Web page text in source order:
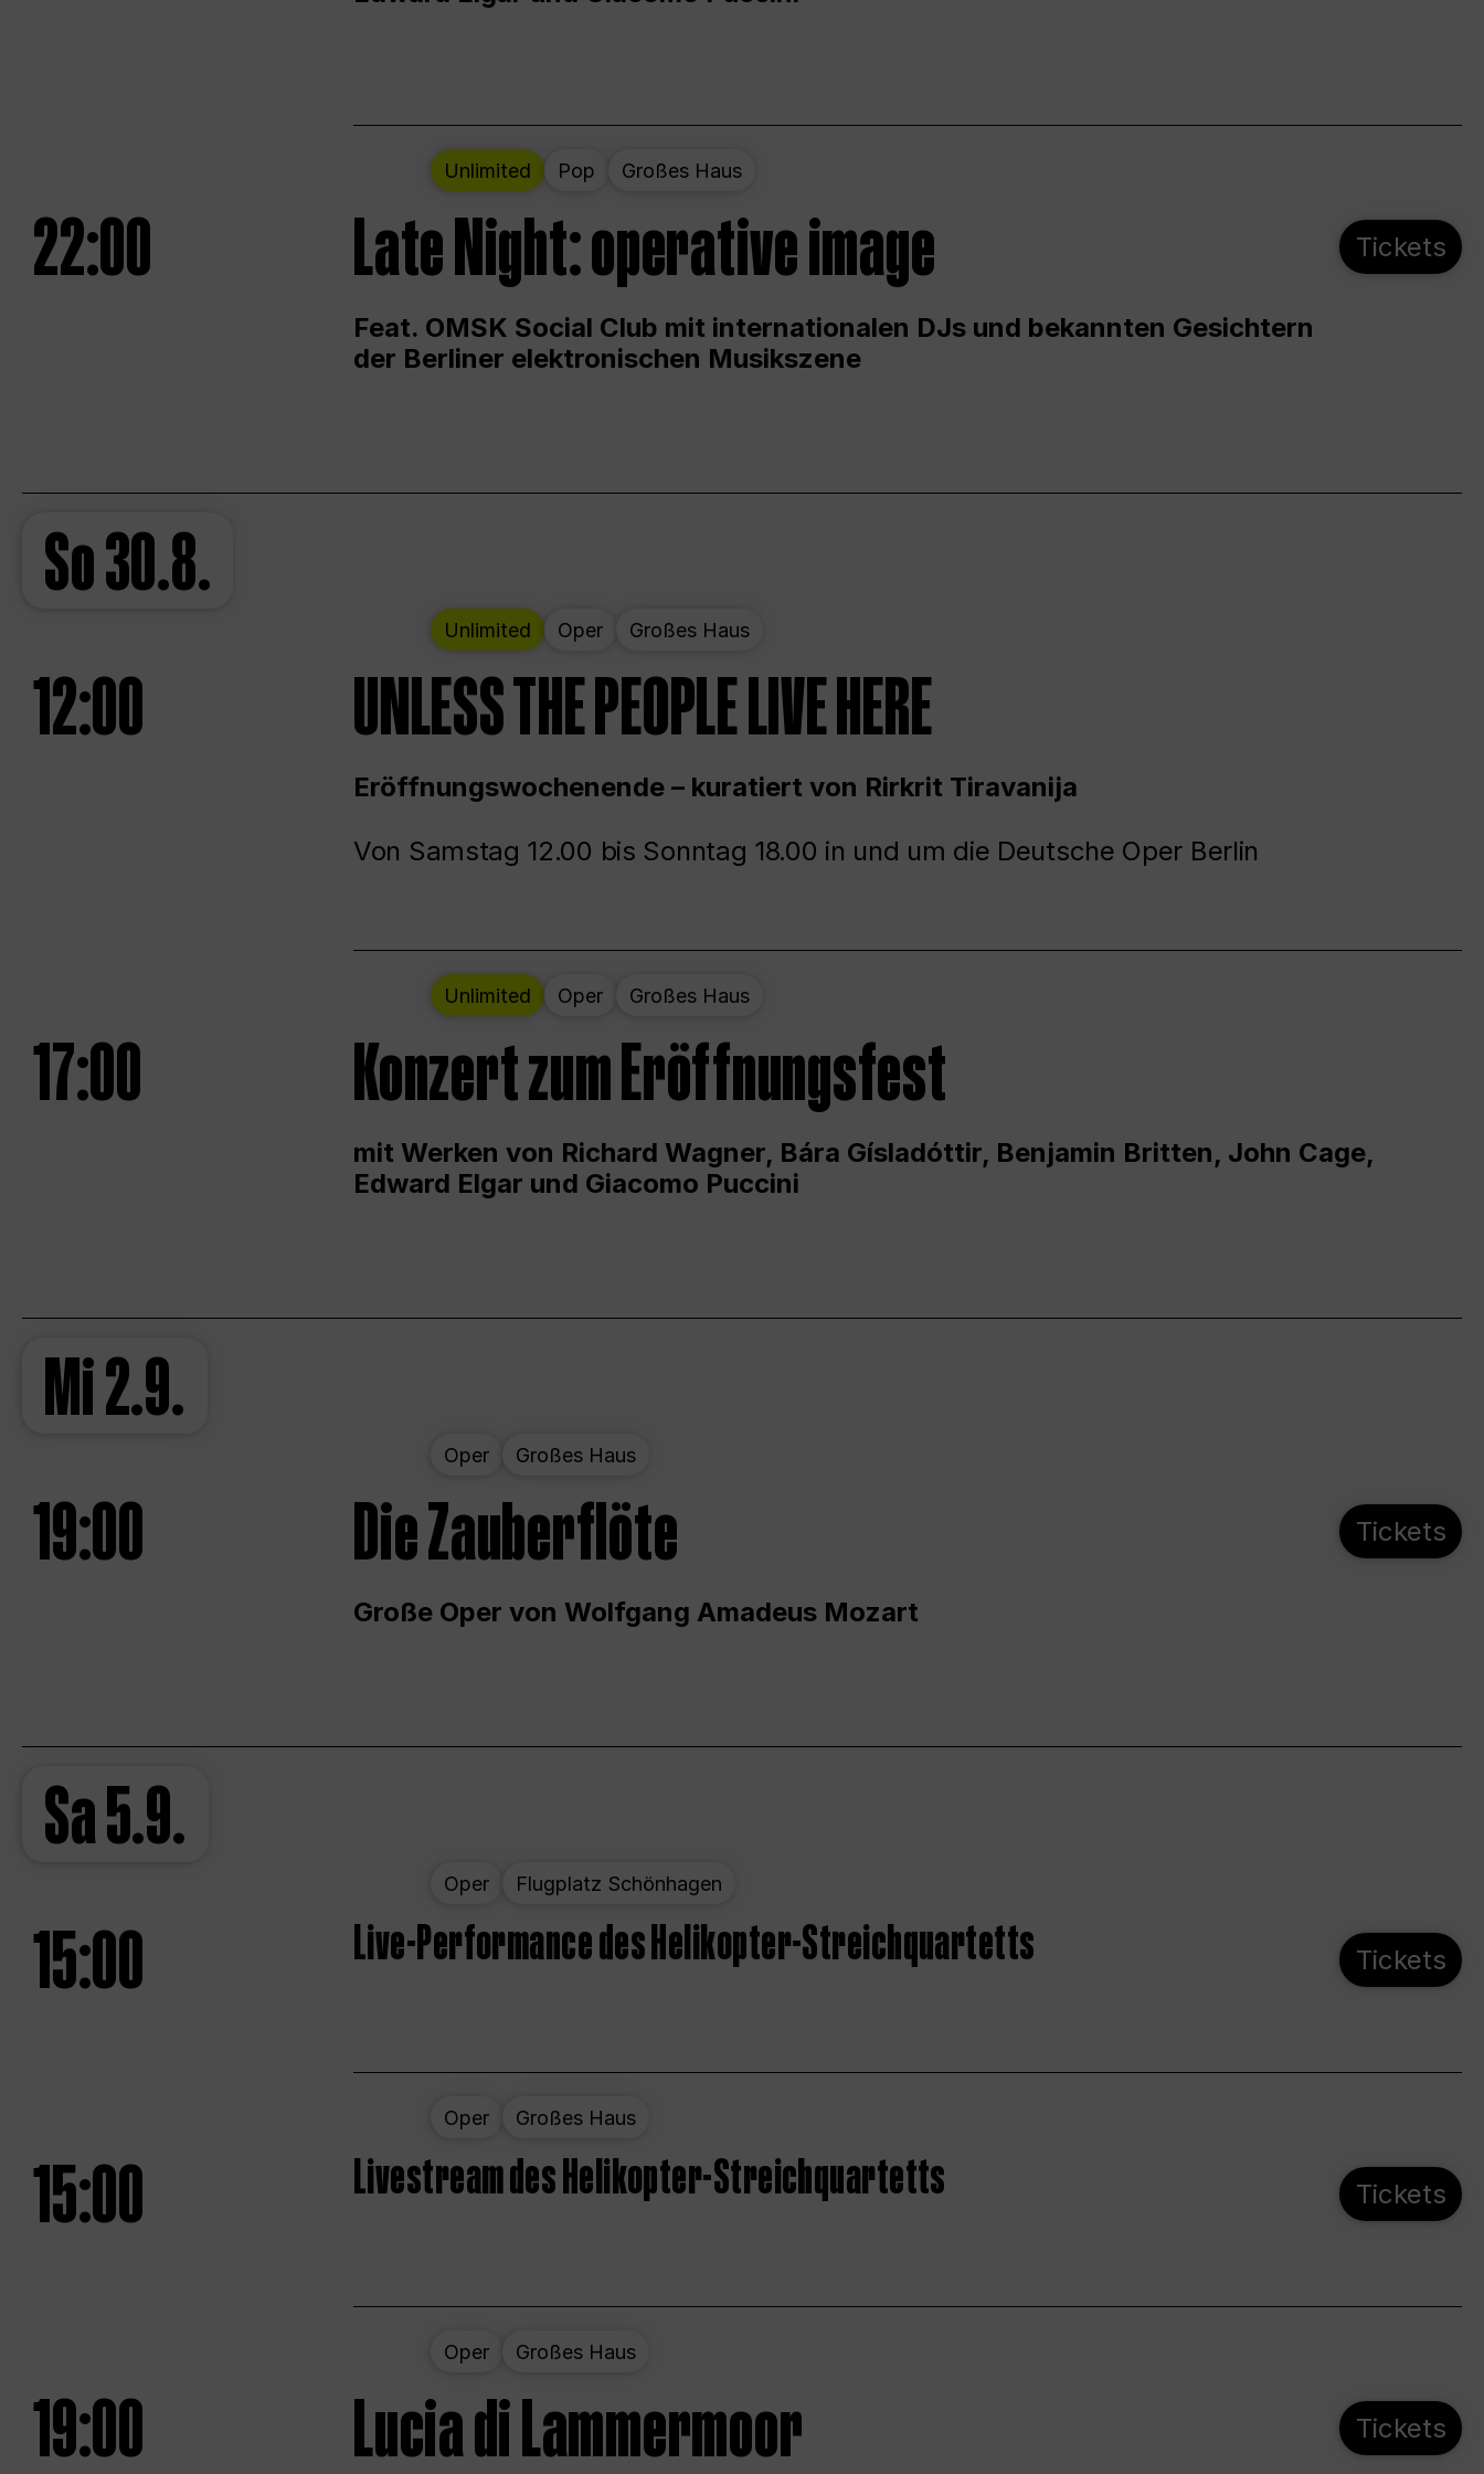
Unlimited Pop Großes Haus
22:00 Late Night: operative image
Feat. OMSK Social Club mit internationalen DJs und bekannten Gesichtern
der Berliner elektronischen Musikszene
Tickets
So30.8.
Unlimited Oper Großes Haus
12:00 UNLESS THE PEOPLE LIVE HERE
Eröffnungswochenende – kuratiert von Rirkrit Tiravanija
Von Samstag 12.00 bis Sonntag 18.00 in und um die Deutsche Oper Berlin
Unlimited Oper Großes Haus
17:00 Konzert zum Eröffnungsfest
mit Werken von Richard Wagner, Bára Gísladóttir, Benjamin Britten, John Cage,
Edward Elgar und Giacomo Puccini
Mi2.9.
Oper Großes Haus
19:00 Die Zauberflöte
Große Oper von Wolfgang Amadeus Mozart
Tickets
Sa5.9.
Oper Flugplatz Schönhagen
15:00 Live-Performance des Helikopter-Streichquartetts Tickets
Oper Großes Haus
15:00 Livestream des Helikopter-Streichquartetts Tickets
Oper Großes Haus
19:00 Lucia di Lammermoor Tickets